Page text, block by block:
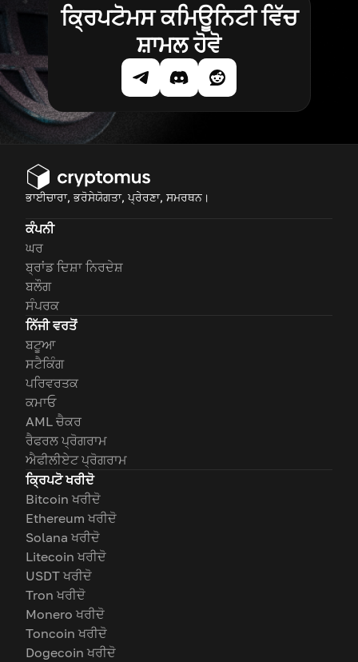
ਕ੍ਰਿਪਟੋਮਸ ਕਮਿਊਨਿਟੀ ਵਿੱਚ
ਸ਼ਾਮਲ ਹੋਵੋ
ਭਾਈਚਾਰਾ, ਭਰੋਸੇਯੋਗਤਾ, ਪ੍ਰੇਰਣਾ, ਸਮਰਥਨ।
ਕੰਪਨੀ
ਘਰ
ਬ੍ਰਾਂਡ ਦਿਸ਼ਾ ਨਿਰਦੇਸ਼
ਬਲੌਗ
ਸੰਪਰਕ
ਨਿੱਜੀ ਵਰਤੋਂ
ਬਟੂਆ
ਸਟੈਕਿੰਗ
ਪਰਿਵਰਤਕ
ਕਮਾਓ
AML ਚੈਕਰ
ਰੈਫਰਲ ਪ੍ਰੋਗਰਾਮ
ਐਫੀਲੀਏਟ ਪ੍ਰੋਗਰਾਮ
ਕ੍ਰਿਪਟੋ ਖਰੀਦੋ
Bitcoin ਖਰੀਦੋ
Ethereum ਖਰੀਦੋ
Solana ਖਰੀਦੋ
Litecoin ਖਰੀਦੋ
USDT ਖਰੀਦੋ
Tron ਖਰੀਦੋ
Monero ਖਰੀਦੋ
Toncoin ਖਰੀਦੋ
Dogecoin ਖਰੀਦੋ